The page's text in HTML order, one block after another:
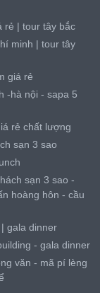
rẻ | tour tây bắc
minh | tour tây
giá rẻ
-hà nội - sapa 5
rẻ chất lượng
sạn 3 sao
sạn 3 sao -
hoàng hôn - cầu
gala dinner
- gala dinner
văn - mã pí lèng